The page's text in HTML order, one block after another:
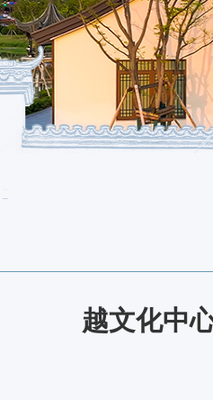
越文化中